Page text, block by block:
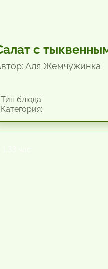
с
Аля Жемчужинка
блюда: